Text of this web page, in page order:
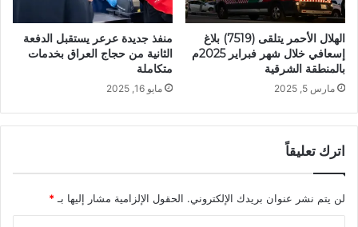
الهلال الأحمر يتلقى (7519) بلاغ
إسعافي خلال شهر فبراير 2025م
بالمنطقة الشرقية
مارس 5, 2025
منفذ جديدة عرعر يستقبل الدفعة
الثانية من حجاج العراق بخدمات
متكاملة
مايو 16, 2025
اترك تعليقاً
لن يتم نشر عنوان بريدك الإلكتروني. الحقول الإلزامية مشار إليها بـ *